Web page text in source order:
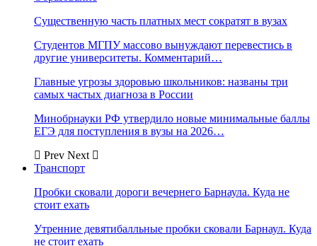
Существенную часть платных мест сократят в вузах
Студентов МГПУ массово вынуждают перевестись в
другие университеты. Комментарий…
Главные угрозы здоровью школьников: названы три
самых частых диагноза в России
Минобрнауки РФ утвердило новые минимальные баллы
ЕГЭ для поступления в вузы на 2026…
Prev Next
Транспорт
Пробки сковали дороги вечернего Барнаула. Куда не
стоит ехать
Утренние девятибалльные пробки сковали Барнаул. Куда
не стоит ехать